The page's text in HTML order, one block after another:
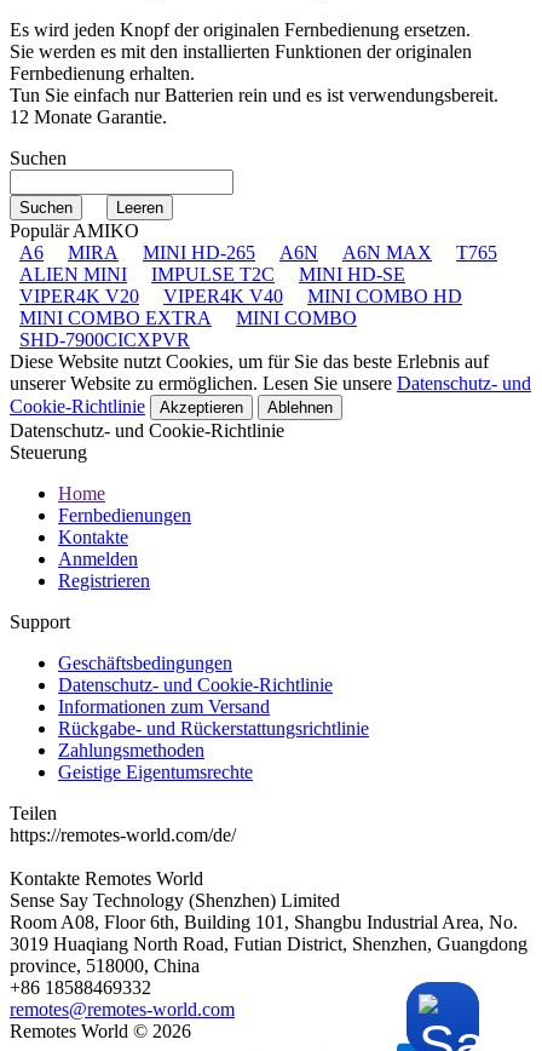
Es wird jeden Knopf der originalen Fernbedienung ersetzen.
Sie werden es mit den installierten Funktionen der originalen
Fernbedienung erhalten.
Tun Sie einfach nur Batterien rein und es ist verwendungsbereit.
12 Monate Garantie.
Suchen
Populär AMIKO
A6
MIRA MINI HD-265 A6N A6N MAX
T765
ALIEN MINI
IMPULSE T2C
MINI HD-SE
VIPER4K V20
VIPER4K V40
MINI COMBO HD
MINI COMBO EXTRA
MINI COMBO
SHD-7900CICXPVR
Diese Website nutzt Cookies, um für Sie das beste Erlebnis auf
unserer Website zu ermöglichen. Lesen Sie unsere Datenschutz- und
Cookie-Richtlinie
Akzeptieren Ablehnen
Datenschutz- und Cookie-Richtlinie
Steuerung
Home
Fernbedienungen
Kontakte
Anmelden
Registrieren
Support
Geschäftsbedingungen
Datenschutz- und Cookie-Richtlinie
Informationen zum Versand
Rückgabe- und Rückerstattungsrichtlinie
Zahlungsmethoden
Geistige Eigentumsrechte
Teilen
https://remotes-world.com/de/
Kontakte Remotes World
Sense Say Technology (Shenzhen) Limited
Room A08, Floor 6th, Building 101, Shangbu Industrial Area, No.
3019 Huaqiang North Road, Futian District, Shenzhen, Guangdong
province, 518000, China
+86 18588469332
remotes@remotes-world.com
Remotes World © 2026